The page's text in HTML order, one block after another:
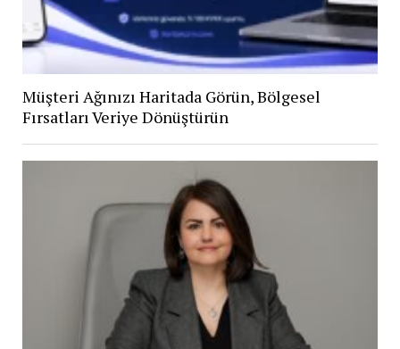
Müşteri Ağınızı Haritada Görün, Bölgesel
Fırsatları Veriye Dönüştürün